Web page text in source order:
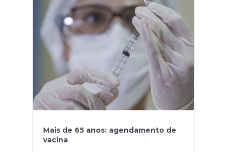
Mais de 65 anos: agendamento de
vacina